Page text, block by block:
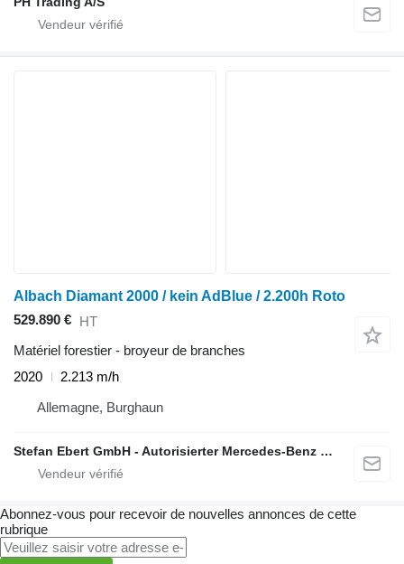
Albach Diamant 2000 / kein AdBlue / 2.200h Roto
529.890 € HT
Matériel forestier - broyeur de branches
2020
2.213 m/h
Allemagne, Burghaun
Stefan Ebert GmbH - Autorisierter Mercedes-Benz Servicepartner
Abonnez-vous pour recevoir de nouvelles annonces de cette
rubrique